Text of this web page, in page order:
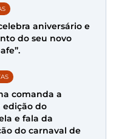
aniversário e
do seu novo
comanda a
edição do
e fala da
do carnaval de